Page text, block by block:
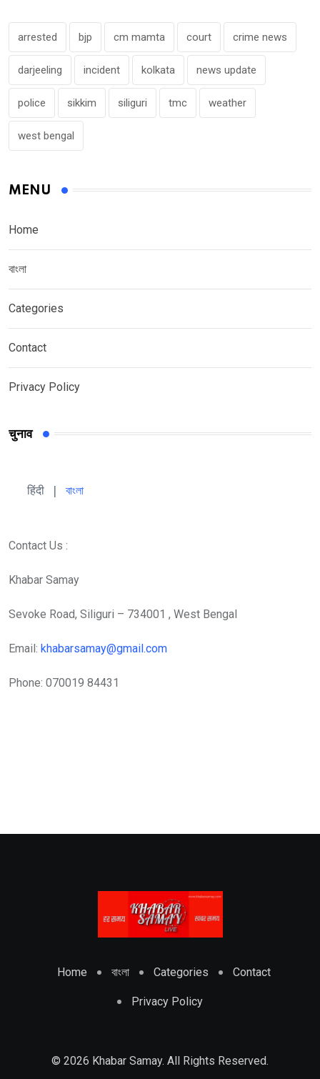
arrested bjp cm mamta court crime news
darjeeling incident kolkata news update
police sikkim siliguri tmc weather
west bengal
MENU
Home
বাংলা
Categories
Contact
Privacy Policy
चुनाव
हिंदी বাংলা
Contact Us :
Khabar Samay
Sevoke Road, Siliguri – 734001 , West Bengal
Email: khabarsamay@gmail.com
Phone: 070019 84431
Home বাংলা Categories Contact
Privacy Policy
© 2026 Khabar Samay. All Rights Reserved.